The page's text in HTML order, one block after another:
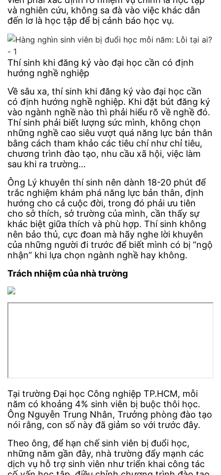
và nghiên cứu, không sa đà vào việc khác dẫn
đến lơ là học tập để bị cảnh báo học vụ.
Thí sinh khi đăng ký vào đại học cần có định
hướng nghề nghiệp
Về sâu xa, thí sinh khi đăng ký vào đại học cần
có định hướng nghề nghiệp. Khi đặt bút đăng ký
vào ngành nghề nào thì phải hiểu rõ về nghề đó.
Thí sinh phải biết lượng sức mình, không chọn
những nghề cao siêu vượt quá năng lực bản thân
bằng cách tham khảo các tiêu chí như chỉ tiêu,
chương trình đào tạo, nhu cầu xã hội, việc làm
sau khi ra trường…
Ông Lý khuyên thí sinh nên dành 18-20 phút để
trắc nghiệm khám phá năng lực bản thân, định
hướng cho cả cuộc đời, trong đó phải ưu tiên
cho sở thích, sở trường của mình, cần thấy sự
khác biệt giữa thích và phù hợp. Thí sinh không
nên bảo thủ, cực đoan mà hãy nghe lời khuyên
của những người đi trước để biết mình có bị “ngộ
nhận” khi lựa chọn ngành nghề hay không.
Trách nhiệm của nhà trường
Tại trường Đại học Công nghiệp TP.HCM, mỗi
năm có khoảng 4% sinh viên bị buộc thôi học.
Ông Nguyễn Trung Nhân, Trưởng phòng đào tạo
nói rằng, con số này đã giảm so với trước đây.
Theo ông, để hạn chế sinh viên bị đuổi học,
những năm gần đây, nhà trường đẩy mạnh các
dịch vụ hỗ trợ sinh viên như triển khai công tác